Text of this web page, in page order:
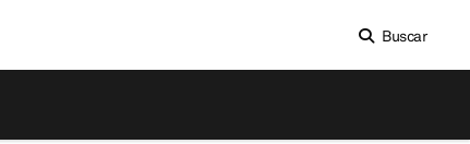
Buscar